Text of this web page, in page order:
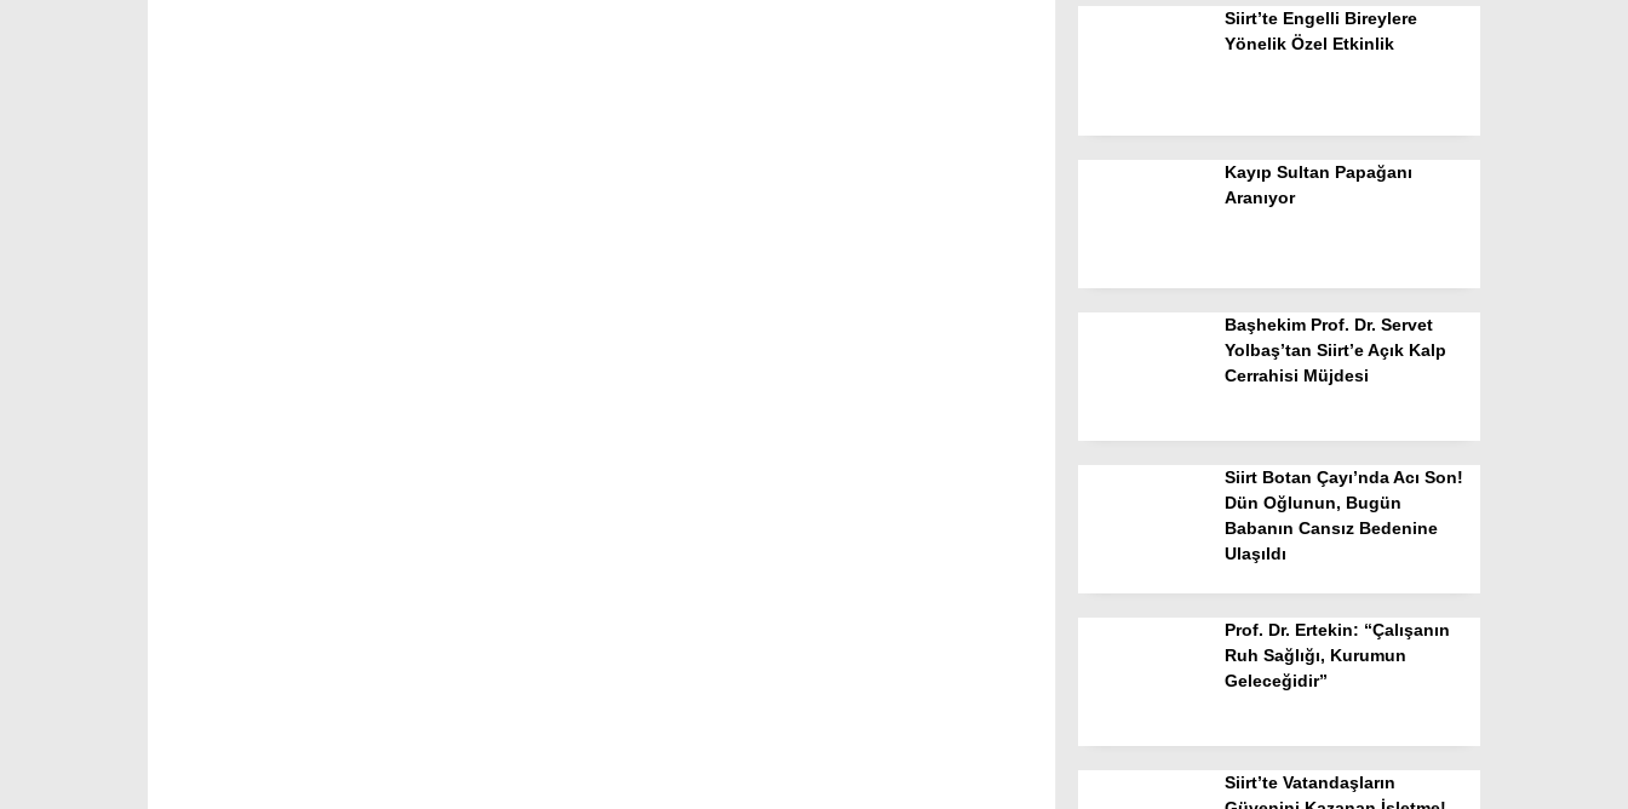
Siirt’te Engelli Bireylere
Yönelik Özel Etkinlik
Kayıp Sultan Papağanı
Aranıyor
Başhekim Prof. Dr. Servet
Yolbaş’tan Siirt’e Açık Kalp
Cerrahisi Müjdesi
Siirt Botan Çayı’nda Acı Son!
Dün Oğlunun, Bugün
Babanın Cansız Bedenine
Ulaşıldı
Prof. Dr. Ertekin: “Çalışanın
Ruh Sağlığı, Kurumun
Geleceğidir”
Siirt’te Vatandaşların